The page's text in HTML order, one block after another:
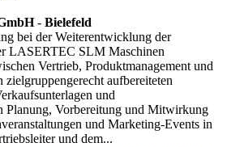
- Bielefeld
bei der Weiterentwicklung der
LASERTEC SLM Maschinen
Vertrieb, Produktmanagement und
aufbereiteten
und
Planung, Vorbereitung und Mitwirkung
und Marketing-Events in
und dem...